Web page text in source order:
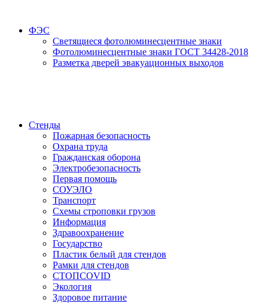
ФЭС
Светящиеся фотолюминесцентные знаки
Фотолюминесцентные знаки ГОСТ 34428-2018
Разметка дверей эвакуационных выходов
Стенды
Пожарная безопасность
Охрана труда
Гражданская оборона
Электробезопасность
Первая помощь
СОУЭЛО
Транспорт
Схемы строповки грузов
Информация
Здравоохранение
Государство
Пластик белый для стендов
Рамки для стендов
СТОПCOVID
Экология
Здоровое питание